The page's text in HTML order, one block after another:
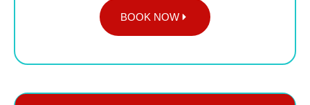
BOOK NOW